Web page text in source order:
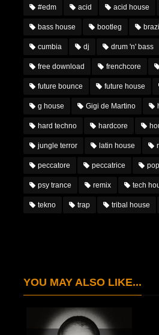
#edm acid acid house
bass house bootleg
cumbia dj drum 'n' bass
free download frenchcore
future bounce future house
g house Gigi de Martino
hard techno hardcore
jungle terror latin house
peccatore peccatrice pop
psy trance remix tech
tekno trap tribal house
YOU MAY ALSO LIKE...